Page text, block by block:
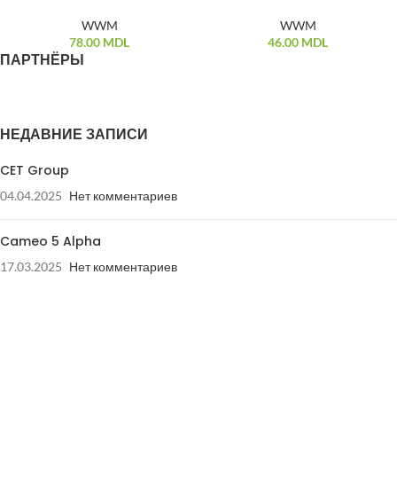
WWM
78.00 MDL
WWM
46.00 MDL
ПАРТНЁРЫ
НЕДАВНИЕ ЗАПИСИ
CET Group
04.04.2025 Нет комментариев
Cameo 5 Alpha
17.03.2025 Нет комментариев